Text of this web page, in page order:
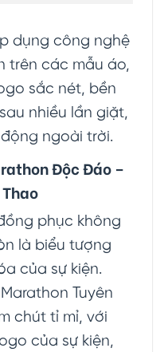
dụng công nghệ
trên các mẫu áo,
sắc nét, bền
nhiều lần giặt,
ngoài trời.
Độc Đáo –
phục không
là biểu tượng
của sự kiện.
Tuyên
chút tỉ mỉ, với
của sự kiện,